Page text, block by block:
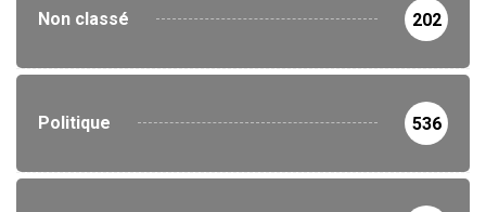
Non classé 202
Politique 536